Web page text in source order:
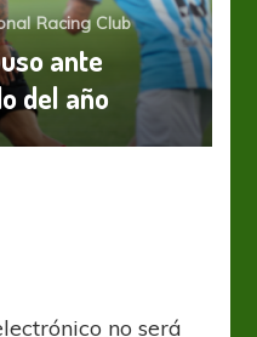
Racing Club
ante
del año
no será